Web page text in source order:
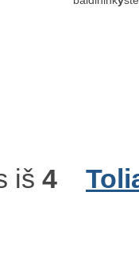
iš 4